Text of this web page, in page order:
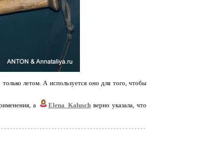
летом. А используется оно для того, чтобы
а Elena_Kaluschверно указала, что